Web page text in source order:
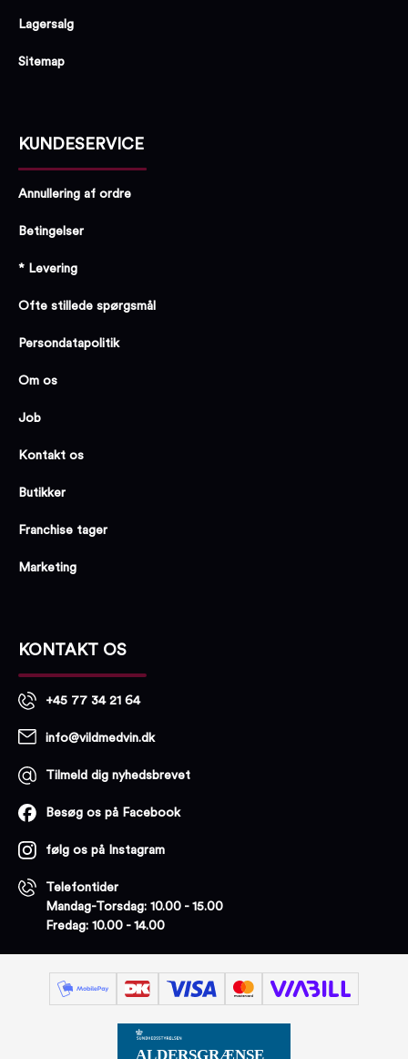
Lagersalg
Sitemap
KUNDESERVICE
Annullering af ordre
Betingelser
* Levering
Ofte stillede spørgsmål
Persondatapolitik
Om os
Job
Kontakt os
Butikker
Franchise tager
Marketing
KONTAKT OS
+45 77 34 21 64
info@vildmedvin.dk
Tilmeld dig nyhedsbrevet
Besøg os på Facebook
følg os på Instagram
Telefontider
Mandag-Torsdag: 10.00 - 15.00
Fredag: 10.00 - 14.00